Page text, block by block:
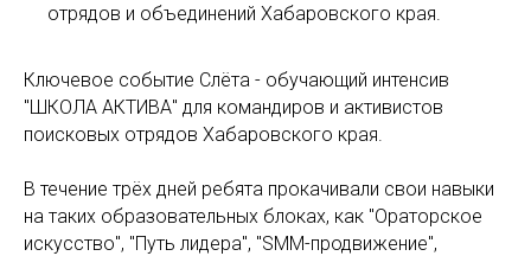
отрядов и объединений Хабаровского края.
Ключевое событие Слёта - обучающий интенсив
"ШКОЛА АКТИВА" для командиров и активистов
поисковых отрядов Хабаровского края.
В течение трёх дней ребята прокачивали свои навыки
на таких образовательных блоках, как "Ораторское
искусство", "Путь лидера", "SMM-продвижение",